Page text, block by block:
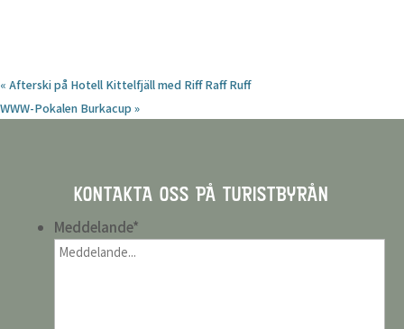
« Afterski på Hotell Kittelfjäll med Riff Raff Ruff
WWW-Pokalen Burkacup»
KONTAKTA OSS PÅ TURISTBYRÅN
Meddelande*